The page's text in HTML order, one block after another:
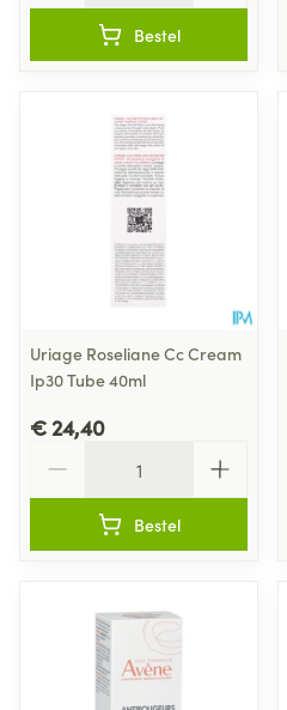
Bestel
Uriage Roseliane Cc Cream
Ip30 Tube 40ml
€ 24,40
Bestel